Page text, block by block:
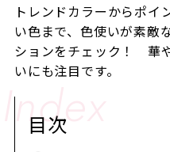
トレンドカラーからポイ
い色まで、色使いが素敵
ションをチェック！ 華
いにも注目です。
目次